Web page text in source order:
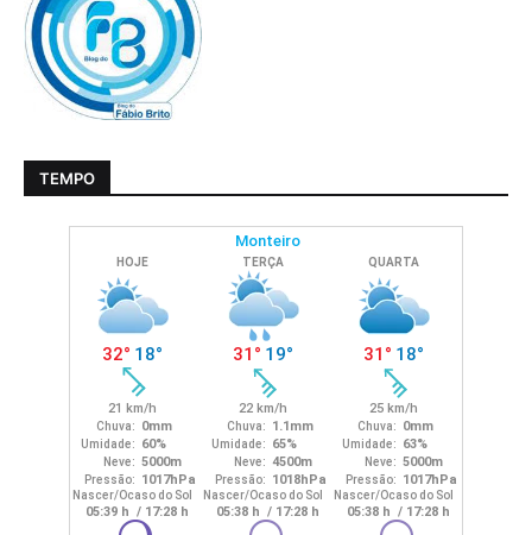
TEMPO